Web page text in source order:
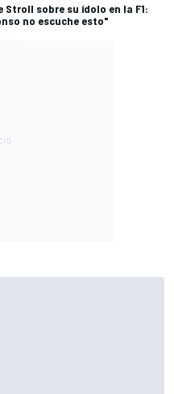
Stroll sobre su ídolo en la F1:
no escuche esto"